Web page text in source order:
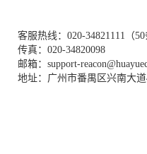
客服热线：020-34821111（50
传真：020-34820098
邮箱：support-
地址：广州市番禺区兴南大